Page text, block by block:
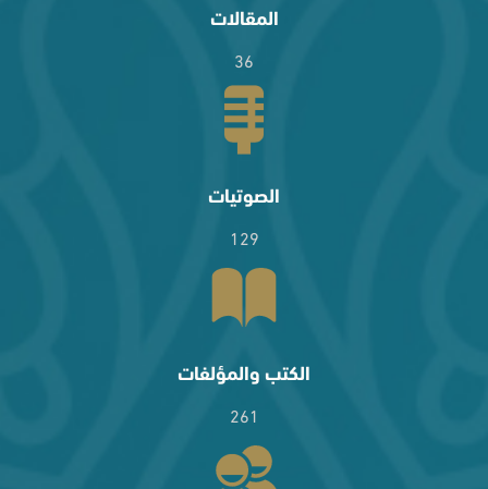
المقالات
36
الصوتيات
129
الكتب والمؤلفات
261